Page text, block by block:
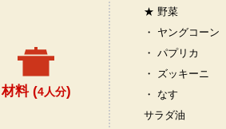
材料 (4人分)
★ 野菜
・ ヤングコーン
・ パプリカ
・ ズッキーニ
・ なす
サラダ油